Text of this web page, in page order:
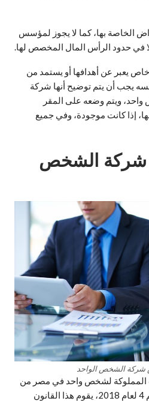
الخاصة بها، كما لا يجوز لمؤسس
في حدود الرأس المال المخصص لها.
يعبر عن أهدافها أو يستمد من
يجب أن يتم توضيح أنها شركة
ويتم وضعه على المقر
إذا كانت موجودة، وفي جميع
الشخص
الشخص الواحد
المملوكة لشخص واحد في مصر من
قبل المشرع وفقًا للقانون رقم 4 لعام 2018، يقوم هذا القانون